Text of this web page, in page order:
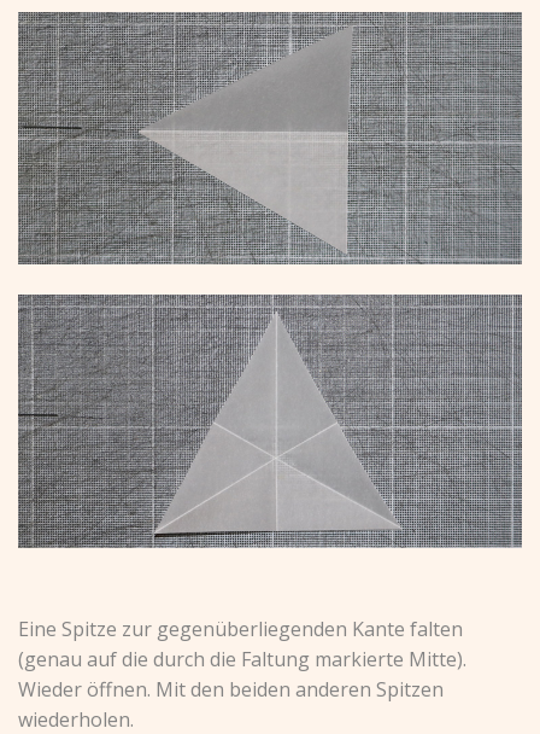
Eine Spitze zur gegenüberliegenden Kante falten
(genau auf die durch die Faltung markierte Mitte).
Wieder öffnen. Mit den beiden anderen Spitzen
wiederholen.